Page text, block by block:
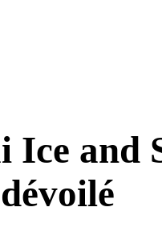
Ice and